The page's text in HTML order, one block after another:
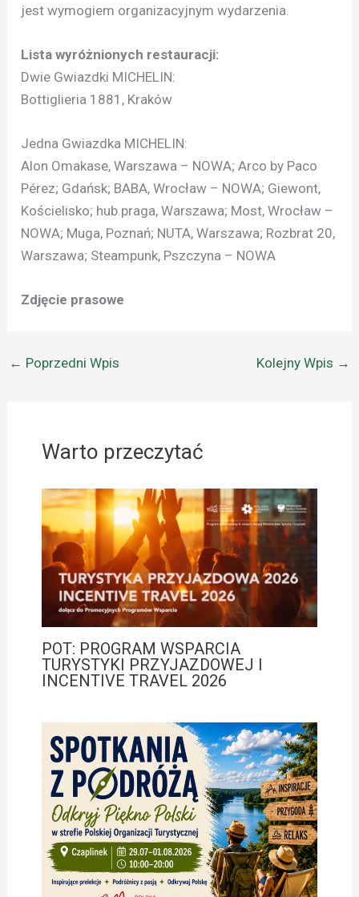
jest wymogiem organizacyjnym wydarzenia.
Lista wyróżnionych restauracji:
Dwie Gwiazdki MICHELIN:
Bottiglieria 1881, Kraków
Jedna Gwiazdka MICHELIN:
Alon Omakase, Warszawa – NOWA; Arco by Paco
Pérez; Gdańsk; BABA, Wrocław – NOWA; Giewont,
Kościelisko; hub.praga, Warszawa; Most, Wrocław –
NOWA; Muga, Poznań; NUTA, Warszawa; Rozbrat 20,
Warszawa; Steampunk, Pszczyna – NOWA
Zdjęcie prasowe
← Poprzedni Wpis Kolejny Wpis →
Warto przeczytać
POT: PROGRAM WSPARCIA
TURYSTYKI PRZYJAZDOWEJ I
INCENTIVE TRAVEL 2026